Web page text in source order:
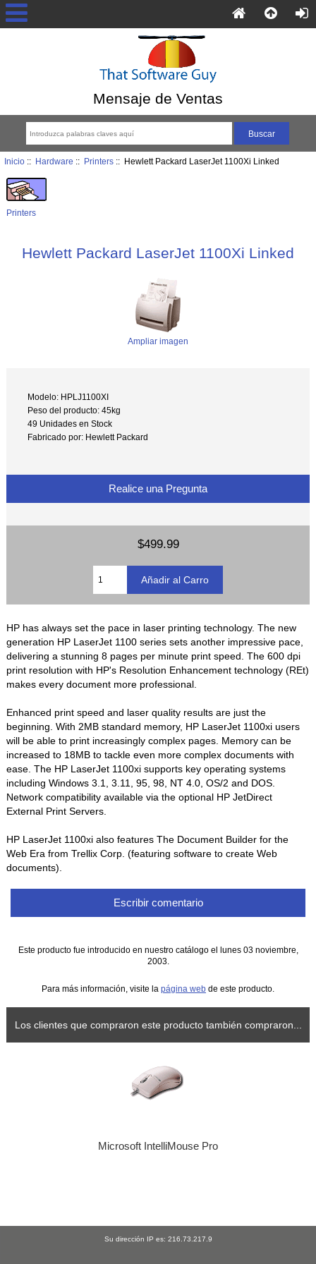
Mensaje de Ventas
Inicio:: Hardware :: Printers:: Hewlett Packard LaserJet 1100Xi Linked
Printers
Hewlett Packard LaserJet 1100Xi Linked
Ampliar imagen
Modelo: HPLJ1100XI
Peso del producto: 45kg
49 Unidades en Stock
Fabricado por: Hewlett Packard
Realice una Pregunta
$499.99
HP has always set the pace in laser printing technology. The new
generation HP LaserJet 1100 series sets another impressive pace,
delivering a stunning 8 pages per minute print speed. The 600 dpi
print resolution with HP's Resolution Enhancement technology (REt)
makes every document more professional.
Enhanced print speed and laser quality results are just the
beginning. With 2MB standard memory, HP LaserJet 1100xi users
will be able to print increasingly complex pages. Memory can be
increased to 18MB to tackle even more complex documents with
ease. The HP LaserJet 1100xi supports key operating systems
including Windows 3.1, 3.11, 95, 98, NT 4.0, OS/2 and DOS.
Network compatibility available via the optional HP JetDirect
External Print Servers.
HP LaserJet 1100xi also features The Document Builder for the
Web Era from Trellix Corp. (featuring software to create Web
documents).
Escribir comentario
Este producto fue introducido en nuestro catálogo el lunes 03 noviembre,
2003.
Para más información, visite la página web de este producto.
Los clientes que compraron este producto también compraron...
Microsoft IntelliMouse Pro
Su dirección IP es: 216.73.217.9